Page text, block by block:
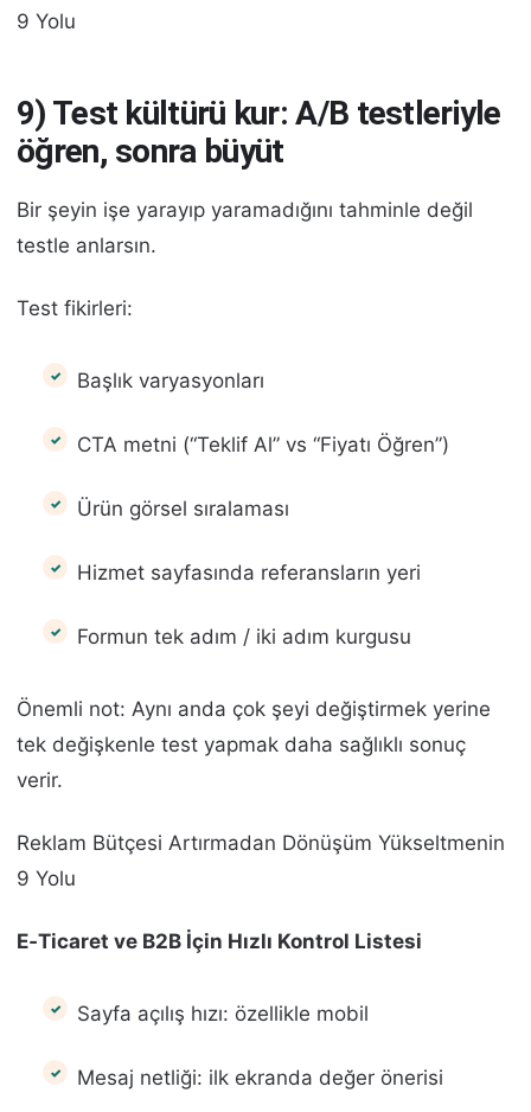
9 Yolu
9) Test kültürü kur: A/B testleriyle
öğren, sonra büyüt
Bir şeyin işe yarayıp yaramadığını tahminle değil
testle anlarsın.
Test fikirleri:
Başlık varyasyonları
CTA metni (“Teklif Al” vs “Fiyatı Öğren”)
Ürün görsel sıralaması
Hizmet sayfasında referansların yeri
Formun tek adım / iki adım kurgusu
Önemli not: Aynı anda çok şeyi değiştirmek yerine
tek değişkenle test yapmak daha sağlıklı sonuç
verir.
Reklam Bütçesi Artırmadan Dönüşüm Yükseltmenin
9 Yolu
E‑Ticaret ve B2B İçin Hızlı Kontrol Listesi
Sayfa açılış hızı: özellikle mobil
Mesaj netliği: ilk ekranda değer önerisi